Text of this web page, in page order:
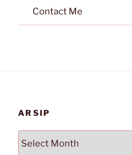
Contact Me
ARSIP
Arsip